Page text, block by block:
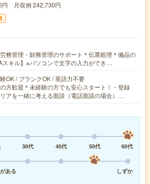
円 月収例 242,730円
務管理・財務管理のサポート＊伝票処理＊備品の
スキル】※パソコンで文字の入力ができ…
OK / ブランクOK / 英語力不要
方歓迎＊未経験の方でも安心スタート！・登録
アを一緒に考える面談（電話面談の場合）…
30代 40代 50代
60代
ある
しずか